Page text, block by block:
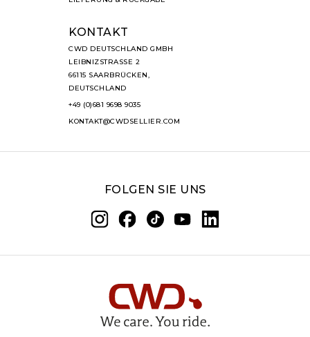
KONTAKT
CWD DEUTSCHLAND GMBH
LEIBNIZSTRASSE 2
66115 SAARBRÜCKEN,
DEUTSCHLAND
+49 (0)681 9698 9035
KONTAKT@CWDSELLIER.COM
FOLGEN SIE UNS